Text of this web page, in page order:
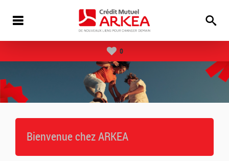
0
Bienvenue chez ARKEA